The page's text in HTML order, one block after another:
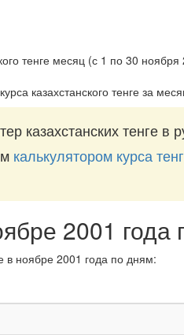
казахстанского тенге за
казахстанских тенге в
калькулятором курса
2001 года
в ноябре 2001 года по дням: